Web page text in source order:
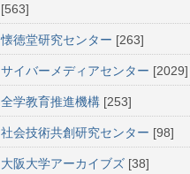
[563]
懐徳堂研究センター [263]
サイバーメディアセンター [2029]
全学教育推進機構 [253]
社会技術共創研究センター [98]
大阪大学アーカイブズ [38]